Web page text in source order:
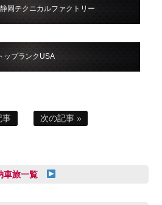
岡テクニカルファクトリー
ップランクUSA
事 次の記事 »
車旅一覧